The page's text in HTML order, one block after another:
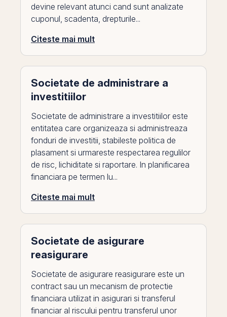
devine relevant atunci cand sunt analizate
cuponul, scadenta, drepturile...
Citeste mai mult
Societate de administrare a
investitiilor
Societate de administrare a investitiilor este
entitatea care organizeaza si administreaza
fonduri de investitii, stabileste politica de
plasament si urmareste respectarea regulilor
de risc, lichiditate si raportare. In planificarea
financiara pe termen lu...
Citeste mai mult
Societate de asigurare
reasigurare
Societate de asigurare reasigurare este un
contract sau un mecanism de protectie
financiara utilizat in asigurari si transferul
financiar al riscului pentru transferul unor